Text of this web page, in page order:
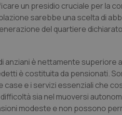
un presidio cruciale per la
sarebbe una scelta di
del quartiere
anziani è nettamente superiore
è costituita da pensionati.
case e i servizi essenziali che
sia nel muoversi
modeste e non possono